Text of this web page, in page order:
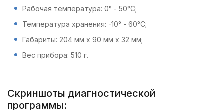
Рабочая температура: 0° - 50°C;
Температура хранения: -10° - 60°C;
Габариты: 204 мм x 90 мм x 32 мм;
Вес прибора: 510 г.
Скриншоты диагностической
программы: